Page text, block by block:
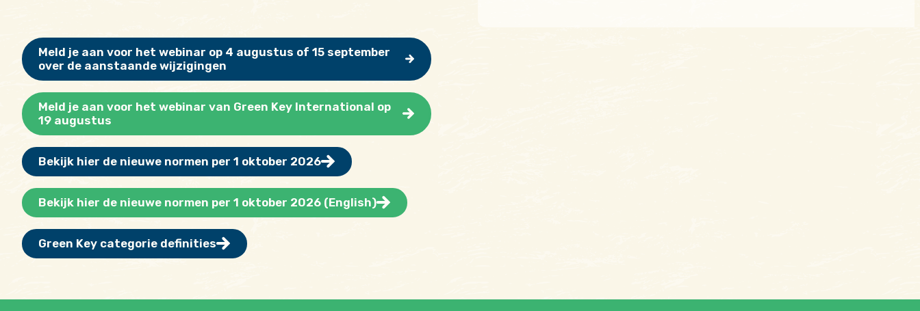
Meld je aan voor het webinar op 4 augustus of 15 september
over de aanstaande wijzigingen
Meld je aan voor het webinar van Green Key International op
19 augustus
Bekijk hier de nieuwe normen per 1 oktober 2026
Bekijk hier de nieuwe normen per 1 oktober 2026 (English)
Green Key categorie definities